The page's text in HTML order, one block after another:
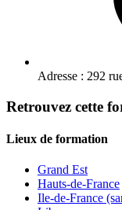
Adresse : 292
Retrouvez cette
Lieux de formation
Grand Est
Hauts-de-France
Ile-de-France